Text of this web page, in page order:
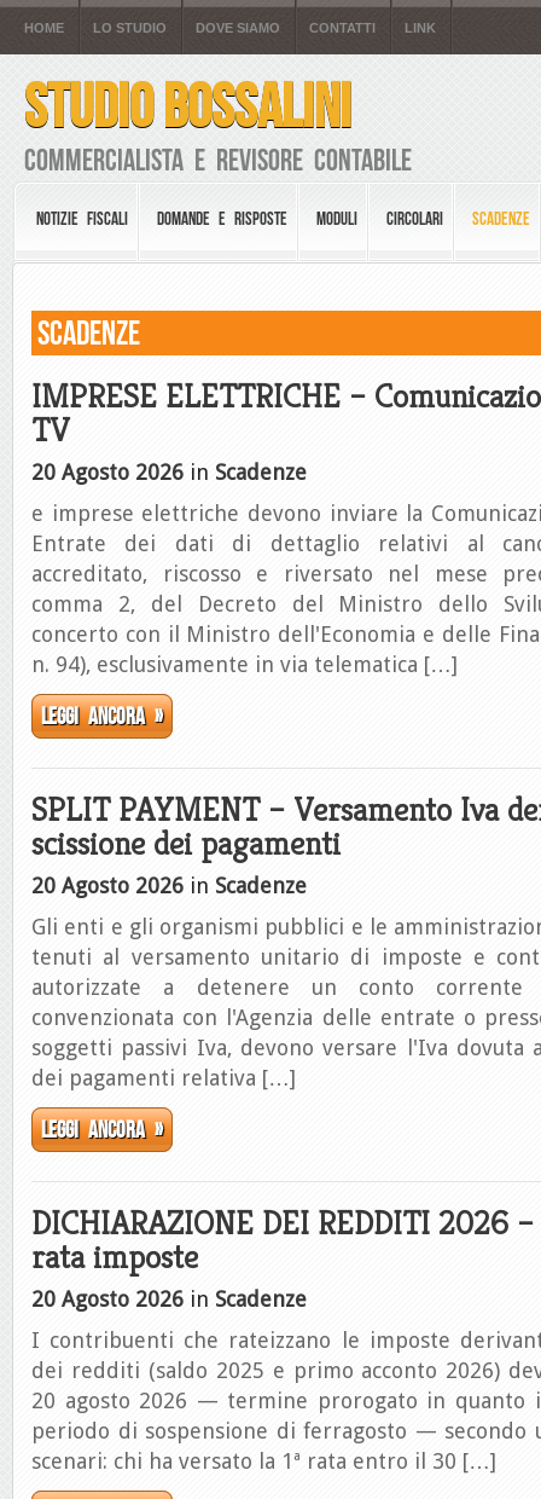
HOME LO STUDIO DOVE SIAMO CONTATTI LINK
STUDIO BOSSALINI
Commercialista e Revisore Contabile
NOTIZIE FISCALI DOMANDE E RISPOSTE MODULI CIRCOLARI SCADENZE
Scadenze
IMPRESE ELETTRICHE –
TV
20 Agosto 2026 in Scadenze
e imprese elettriche devono inviare la
Entrate dei dati di dettaglio relativi al
accreditato, riscosso e riversato nel mese
comma 2, del Decreto del Ministro dello
concerto con il Ministro dell'Economia e delle
n. 94), esclusivamente in via telematica […]
Leggi ancora »
SPLIT PAYMENT – Versamento Iva
scissione dei pagamenti
20 Agosto 2026 in Scadenze
Gli enti e gli organismi pubblici e le
tenuti al versamento unitario di imposte e
autorizzate a detenere un conto corrente
convenzionata con l'Agenzia delle entrate o
soggetti passivi Iva, devono versare l'Iva dovuta
dei pagamenti relativa […]
Leggi ancora »
DICHIARAZIONE DEI REDDITI 2026
rata imposte
20 Agosto 2026 in Scadenze
I contribuenti che rateizzano le imposte
dei redditi (saldo 2025 e primo acconto 2026)
20 agosto 2026 — termine prorogato in quanto
periodo di sospensione di ferragosto — secondo
scenari: chi ha versato la 1ª rata entro il 30 […]